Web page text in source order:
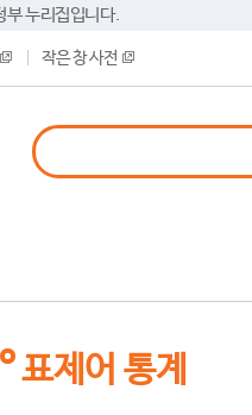
부 누리집입니다.
작은 창 사전
표제어 통계